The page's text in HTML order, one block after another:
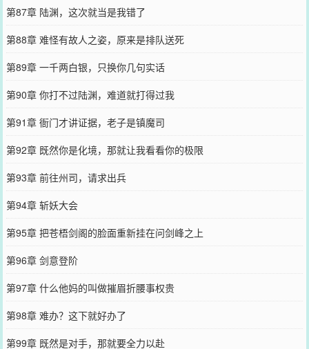
第87章 陆渊，这次就当是我错了
第88章 难怪有故人之姿，原来是排队送死
第89章 一千两白银，只换你几句实话
第90章 你打不过陆渊，难道就打得过我
第91章 衙门才讲证据，老子是镇魔司
第92章 既然你是化境，那就让我看看你的极限
第93章 前往州司，请求出兵
第94章 斩妖大会
第95章 把苍梧剑阁的脸面重新挂在问剑峰之上
第96章 剑意登阶
第97章 什么他妈的叫做摧眉折腰事权贵
第98章 难办？这下就好办了
第99章 既然是对手，那就要全力以赴